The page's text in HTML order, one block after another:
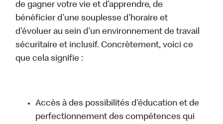
de gagner votre vie et d’apprendre, de
bénéficier d’une souplesse d’horaire et
d’évoluer au sein d’un environnement de travail
sécuritaire et inclusif. Concrètement, voici ce
que cela signifie :
Accès à des possibilités d’éducation et de
perfectionnement des compétences qui